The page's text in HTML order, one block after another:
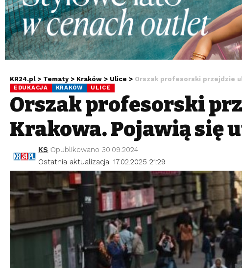
KR24.pl> Tematy> Kraków > Ulice > Orszak profesorski przejdzie
EDUKACJA KRAKÓW ULICE
Orszak profesorski
Krakowa. Pojawią się
Ostatnia aktualizacja: 17.02.2025 21:29
KS Opublikowano 30.09.2024